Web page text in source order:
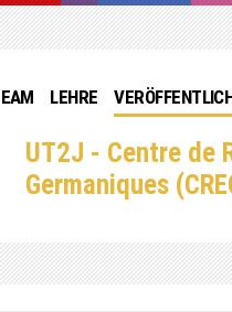
LEHRE
UT2J - Centre de
Germaniques